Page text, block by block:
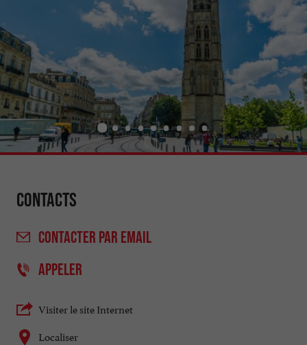
Contacts
CONTACTER PAR EMAIL
APPELER
Visiter le site Internet
Localiser